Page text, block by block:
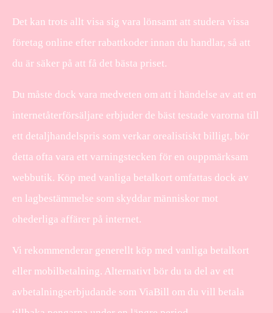
Det kan trots allt visa sig vara lönsamt att studera vissa
företag online efter rabattkoder innan du handlar, så att
du är säker på att få det bästa priset.
Du måste dock vara medveten om att i händelse av att en
internetåterförsäljare erbjuder de bäst testade varorna till
ett detaljhandelspris som verkar orealistiskt billigt, bör
detta ofta vara ett varningstecken för en ouppmärksam
webbutik. Köp med vanliga betalkort omfattas dock av
en lagbestämmelse som skyddar människor mot
ohederliga affärer på internet.
Vi rekommenderar generellt köp med vanliga betalkort
eller mobilbetalning. Alternativt bör du ta del av ett
avbetalningserbjudande som ViaBill om du vill betala